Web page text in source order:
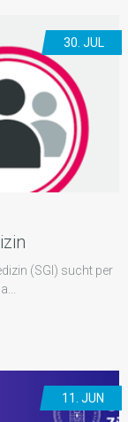
30. JUL
(SGI) sucht per
11. JUN